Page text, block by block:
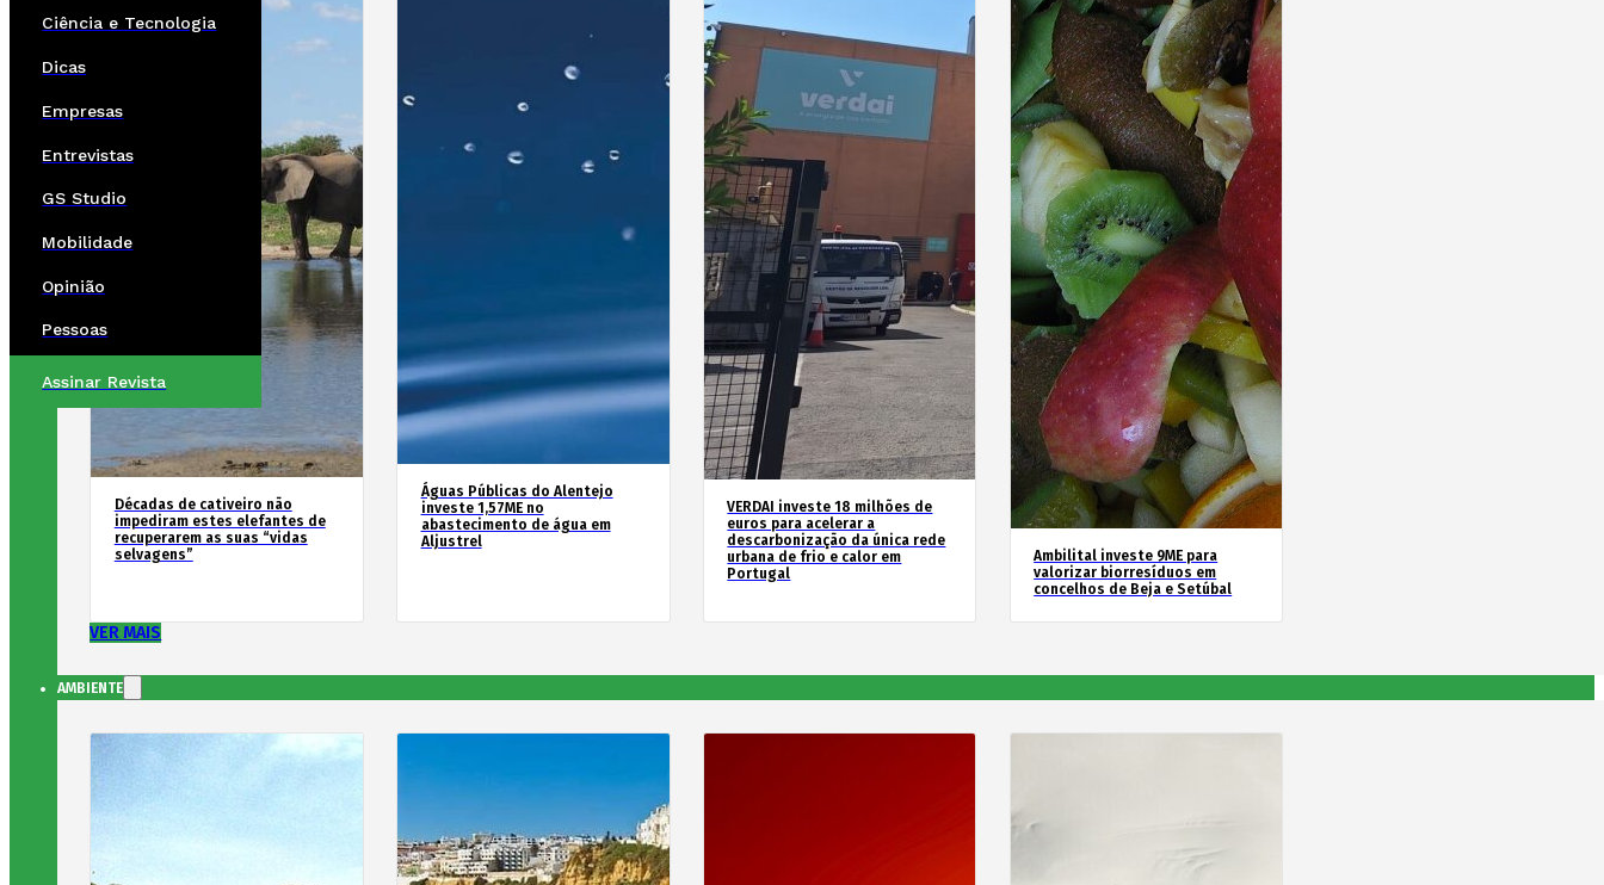
Ciência e Tecnologia
Dicas
Empresas
Entrevistas
GS Studio
Mobilidade
Opinião
Pessoas
Assinar Revista
Décadas de cativeiro não
impediram estes elefantes de
recuperarem as suas “vidas
selvagens”
Águas Públicas do Alentejo
investe 1,57ME no
abastecimento de água em
Aljustrel
VERDAI investe 18 milhões de
euros para acelerar a
descarbonização da única rede
urbana de frio e calor em
Portugal
Ambilital investe 9ME para
valorizar biorresíduos em
concelhos de Beja e Setúbal
VER MAIS
AMBIENTE